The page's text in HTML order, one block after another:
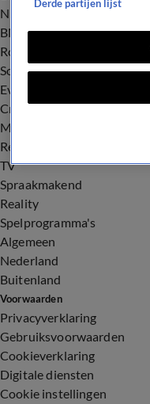
Nieuws
BN'ers
Royalty
Songfestival
Evenementen
Crime
Misdaad
Rechtszaken
TV
Spraakmakend
Reality
Spelprogramma's
Algemeen
Nederland
Buitenland
Voorwaarden
Privacyverklaring
Gebruiksvoorwaarden
Cookieverklaring
Digitale diensten
Cookie instellingen
Derde partijen lijst